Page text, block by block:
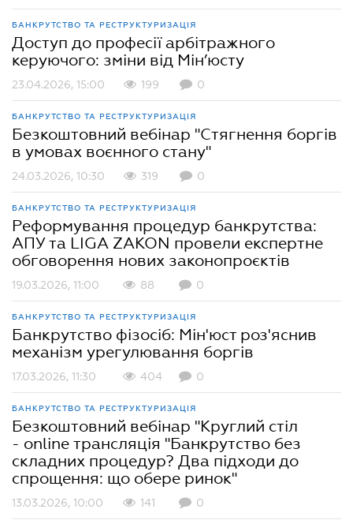
БАНКРУТСТВО ТА РЕСТРУКТУРИЗАЦІЯ
Доступ до професії арбітражного
керуючого: зміни від Мін’юсту
23.04.2026, 15:00 199 0
БАНКРУТСТВО ТА РЕСТРУКТУРИЗАЦІЯ
Безкоштовний вебінар "Стягнення боргів
в умовах воєнного стану"
24.03.2026, 10:30 319 0
БАНКРУТСТВО ТА РЕСТРУКТУРИЗАЦІЯ
Реформування процедур банкрутства:
АПУ та LIGA ZAKON провели експертне
обговорення нових законопроєктів
19.03.2026, 11:00 88 0
БАНКРУТСТВО ТА РЕСТРУКТУРИЗАЦІЯ
Банкрутство фізосіб: Мін'юст роз'яснив
механізм урегулювання боргів
17.03.2026, 11:30 404 0
БАНКРУТСТВО ТА РЕСТРУКТУРИЗАЦІЯ
Безкоштовний вебінар "Круглий стіл
- online трансляція "Банкрутство без
складних процедур? Два підходи до
спрощення: що обере ринок"
13.03.2026, 10:00 141 0